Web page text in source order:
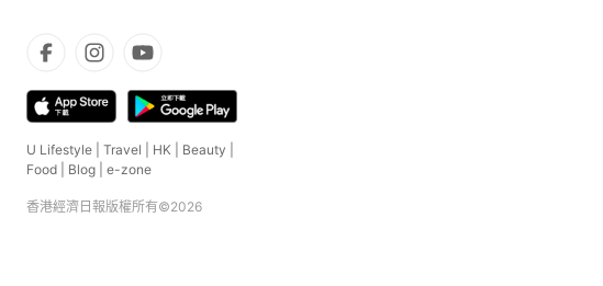
U Lifestyle Travel HK Beauty
Food
Blog e-zone
香港經濟日報版權所有©2026